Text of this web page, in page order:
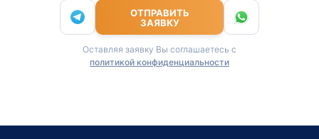
ОТПРАВИТЬ
ЗАЯВКУ
Оставляя заявку Вы соглашаетесь с
политикой конфиденциальности